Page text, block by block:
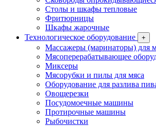
Столы и шкафы тепловые
Фритюрницы
Шкафы жарочные
Технологическое оборудование
+
Массажеры (маринаторы) для
Мясоперерабатывающее
Миксеры
Мясорубки и пилы для мяса
Оборудование для разлива
Овощерезки
Посудомоечные машины
Протирочные машины
Рыбочистки